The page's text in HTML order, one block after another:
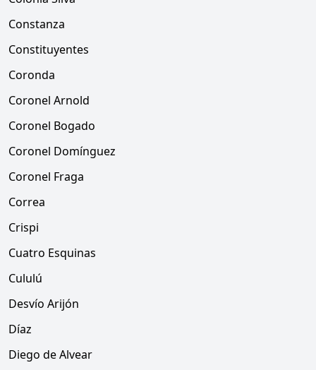
Constanza
Constituyentes
Coronda
Coronel Arnold
Coronel Bogado
Coronel Domínguez
Coronel Fraga
Correa
Crispi
Cuatro Esquinas
Cululú
Desvío Arijón
Díaz
Diego de Alvear